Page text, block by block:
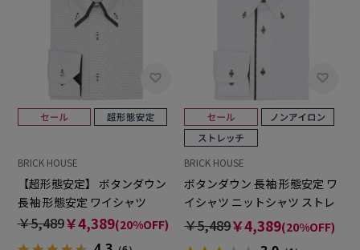
BRICK HOUSE
【超形態安定】 ボタンダウン
長袖 形態安定 ワイシャツ
￥5,489￥4,389(20%OFF)
BRICK HOUSE
ボタンダウン 長袖 形態安定 ワ
イシャツ ニットシャツ ストレ
ッチ
￥5,489￥4,389(20%OFF)